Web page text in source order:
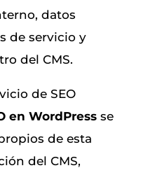
datos
de servicio y
del CMS.
de SEO
en WordPressse
de esta
del CMS,